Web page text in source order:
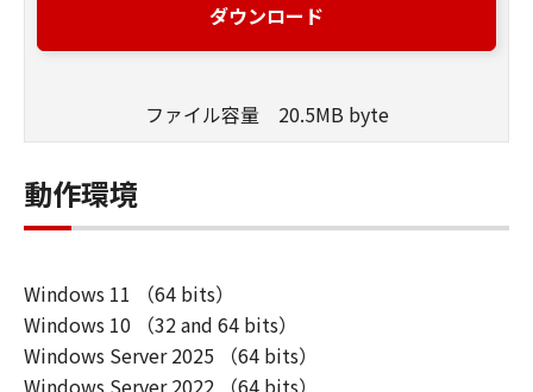
（以下、本ソフトウエア製品といいます。）と
まれるコンピュータ･プログラム、ドキュメント
及びその他全てのファイル類を指し、甲が指定
する特定のサービスを通じて提供される可能性
す。
「使用」とは本ソフトウエア製品をコンピュー
タの記憶装置又はメモリーに搭載し、または
CPUで実行することを指します。
ダウンロード
ファイル容量 20.5MB byte
動作環境
Windows 11 （64 bits）
Windows 10 （32 and 64 bits）
Windows Server 2025 （64 bits）
Windows Server 2022 （64 bits）